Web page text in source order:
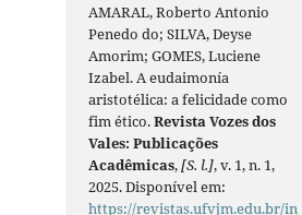
AMARAL, Roberto Antonio
Penedo do; SILVA, Deyse
Amorim; GOMES, Luciene
Izabel. A eudaimonía
aristotélica: a felicidade como
fim ético.Revista Vozes dos
Vales: Publicações
Acadêmicas,[S. l.], v. 1, n. 1,
2025. Disponível em:
https://revistas.ufvjm.edu.br/in